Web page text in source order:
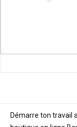
Démarre ton travail